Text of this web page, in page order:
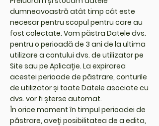
dumneavoastră atât timp cât este
necesar pentru scopul pentru care au
fost colectate. Vom păstra Datele dvs.
pentru o perioadă de 3 ani de la ultima
utilizare a contului dvs. de utilizator pe
Site sau pe Aplicație. La expirarea
acestei perioade de păstrare, conturile
de utilizator și toate Datele asociate cu
dvs. vor fi șterse automat.
În orice moment în timpul perioadei de
păstrare, aveți posibilitatea de a edita,